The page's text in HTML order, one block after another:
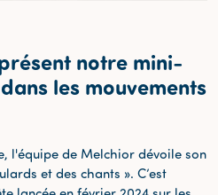
notre mini-
les mouvements
l'équipe de Melchior dévoile son
et des chants ». C’est